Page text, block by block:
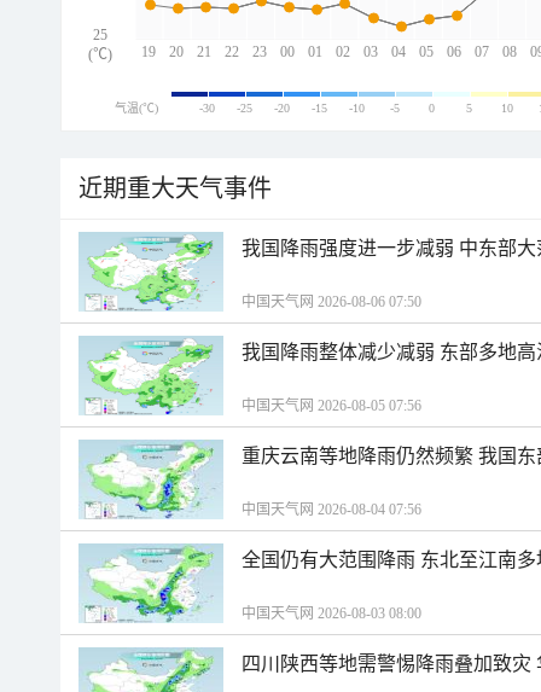
19 20 21 22 23 00 01 02 03 04 05 06 07 08
25
(℃)
气温(℃) -30 -25 -20 -15 -10 -5 0 5 10
近期重大天气事件
我国降雨强度进一步减弱 中东部
中国天气网 2026-08-06 07:50
我国降雨整体减少减弱 东部多地
中国天气网 2026-08-05 07:56
重庆云南等地降雨仍然频繁 我国
中国天气网 2026-08-04 07:56
全国仍有大范围降雨 东北至江南
中国天气网 2026-08-03 08:00
四川陕西等地需警惕降雨叠加致